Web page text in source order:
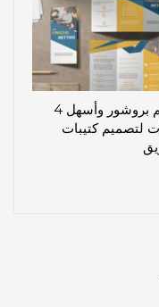
تصميم بروشور وأسهل 4
لتصميم كتيبات